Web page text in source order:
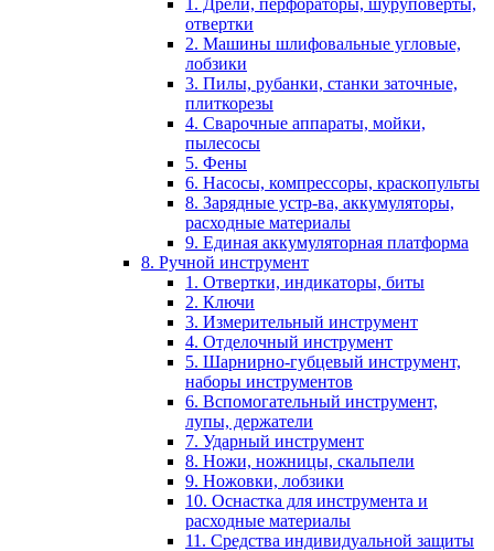
1. Дрели, перфораторы, шуруповерты,
отвертки
2. Машины шлифовальные угловые,
лобзики
3. Пилы, рубанки, станки заточные,
плиткорезы
4. Сварочные аппараты, мойки,
пылесосы
5. Фены
6. Насосы, компрессоры, краскопульты
8. Зарядные устр-ва, аккумуляторы,
расходные материалы
9. Единая аккумуляторная платформа
8. Ручной инструмент
1. Отвертки, индикаторы, биты
2. Ключи
3. Измерительный инструмент
4. Отделочный инструмент
5. Шарнирно-губцевый инструмент,
наборы инструментов
6. Вспомогательный инструмент,
лупы, держатели
7. Ударный инструмент
8. Ножи, ножницы, скальпели
9. Ножовки, лобзики
10. Оснастка для инструмента и
расходные материалы
11. Средства индивидуальной защиты